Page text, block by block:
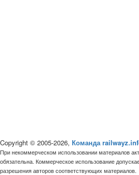
Copyright © 2005-2026, Команда
При некоммерческом использовании материалов
обязательна. Коммерческое использование
разрешения авторов соответствующих материалов.